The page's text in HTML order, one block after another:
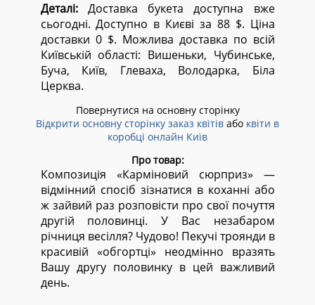
Деталі:Доставка букета доступна вже
сьогодні. Доступно в Києві за 88 $. Ціна
доставки 0 $. Можлива доставка по всій
Київській області: Вишеньки, Чубинське,
Буча, Київ, Глеваха, Володарка, Біла
Церква.
Повернутися на основну сторінку
Відкрити основну сторінку заказ квітів або квіти в
коробці онлайн Київ
Про товар:
Композиція «Карміновий сюрприз» —
відмінний спосіб зізнатися в коханні або
ж зайвий раз розповісти про свої почуття
другій половинці. У Вас незабаром
річниця весілля? Чудово! Пекучі троянди в
красивій «обгортці» неодмінно вразять
Вашу другу половинку в цей важливий
день.